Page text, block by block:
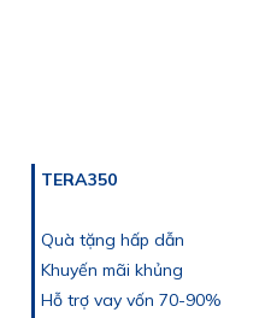
TERA350
Quà tặng hấp dẫn
Khuyến mãi khủng
Hỗ trợ vay vốn 70-90%